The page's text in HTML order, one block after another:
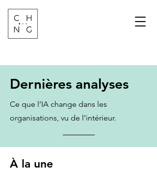
Dernières analyses
Ce que l’IA change dans les
organisations, vu de l’intérieur.
À la une